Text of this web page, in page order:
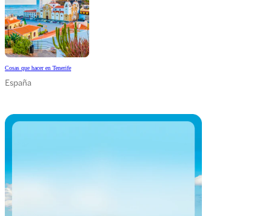
Cosas que hacer en Tenerife
España